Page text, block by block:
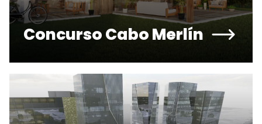
Concurso Cabo Merlín